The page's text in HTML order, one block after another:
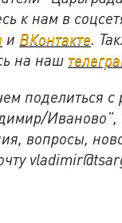
к нам в
и ВКонтакте.
на наш
поделиться с
Иваново”,
вопросы,